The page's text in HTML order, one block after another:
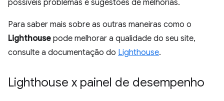
possíveis problemas e sugestões de melhorias.
Para saber mais sobre as outras maneiras como o
Lighthouse pode melhorar a qualidade do seu site,
consulte a documentação do Lighthouse.
Lighthouse x painel de desempenho